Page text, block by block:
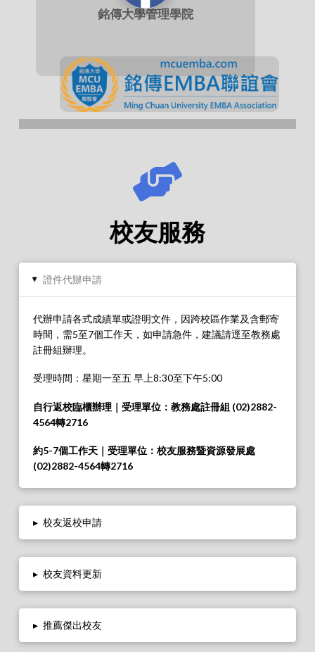
銘傳大學管理學院
校友服務
▸ 證件代辦申請
代辦申請各式成績單或證明文件，因跨校區作業及含郵寄
時間，需5至7個工作天，如申請急件，建議請逕至教務處
註冊組辦理。
受理時間：星期一至五 早上8:30至下午5:00
自行返校臨櫃辦理｜受理單位：教務處註冊組 (02)2882-
4564轉2716
約5-7個工作天｜受理單位：校友服務暨資源發展處
(02)2882-4564轉2716
▸ 校友返校申請
▸ 校友資料更新
▸ 推薦傑出校友